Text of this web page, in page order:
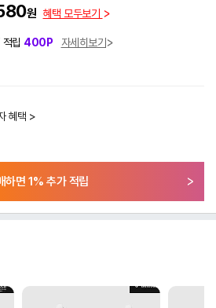
원 혜택 모두보기
립 400P
자세히보기
혜택 >
하면 1% 추가 적립